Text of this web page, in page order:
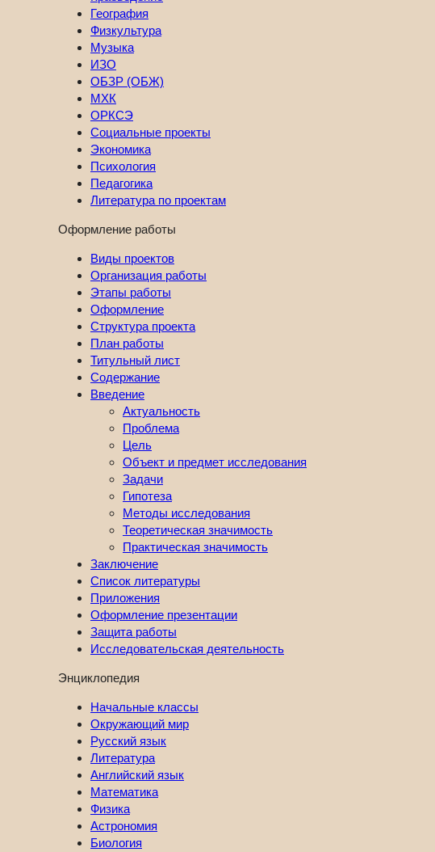
География
Физкультура
Музыка
ИЗО
ОБЗР (ОБЖ)
МХК
ОРКСЭ
Социальные проекты
Экономика
Психология
Педагогика
Литература по проектам
Оформление работы
Виды проектов
Организация работы
Этапы работы
Оформление
Структура проекта
План работы
Титульный лист
Содержание
Введение
Актуальность
Проблема
Цель
Объект и предмет исследования
Задачи
Гипотеза
Методы исследования
Теоретическая значимость
Практическая значимость
Заключение
Список литературы
Приложения
Оформление презентации
Защита работы
Исследовательская деятельность
Энциклопедия
Начальные классы
Окружающий мир
Русский язык
Литература
Английский язык
Математика
Физика
Астрономия
Биология